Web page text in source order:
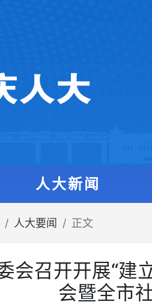
人大新闻
人大要闻 正文
会召开开展“建
会暨全市